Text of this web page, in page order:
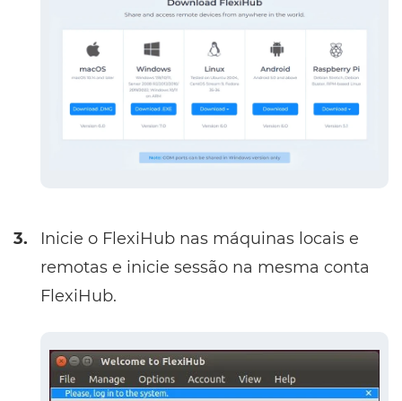
3.
Inicie o FlexiHub nas máquinas locais e
remotas e inicie sessão na mesma conta
FlexiHub.